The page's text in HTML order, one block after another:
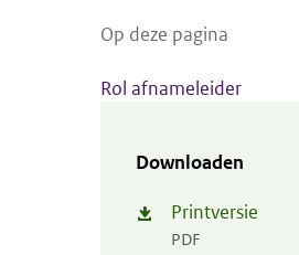
Op deze pagina
Rol afnameleider
Downloaden
Printversie
PDF